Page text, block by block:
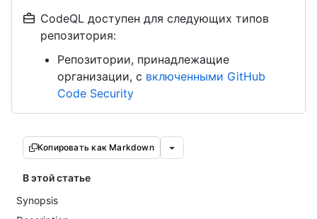
CodeQL доступен для следующих типов
репозитория:
Репозитории, принадлежащие
организации, с включенными GitHub
Code Security
Копировать как Markdown
В этой статье
Synopsis